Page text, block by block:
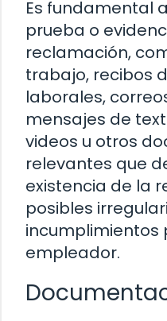
Es fundamental
prueba o
reclamación,
trabajo, recibos
laborales,
mensajes de
videos u otros
relevantes que
existencia de la
posibles
incumplimientos
empleador.